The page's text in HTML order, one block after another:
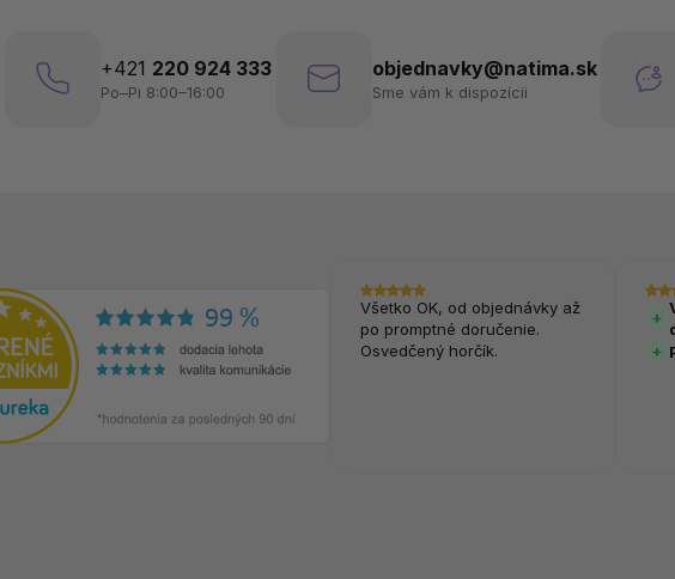
+421 220 924 333
Po–Pi 8:00–16:00
objednavky@natima.sk
Sme vám k dispozícii
Všetko OK, od objednávky až
po promptné doručenie.
Osvedčený horčík.